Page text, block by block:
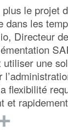
le projet
dans les
Directeur
une
flexibilité
et